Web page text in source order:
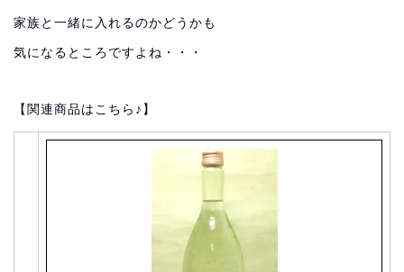
家族と一緒に入れるのかどうかも
気になるところですよね・・・
【関連商品はこちら♪】